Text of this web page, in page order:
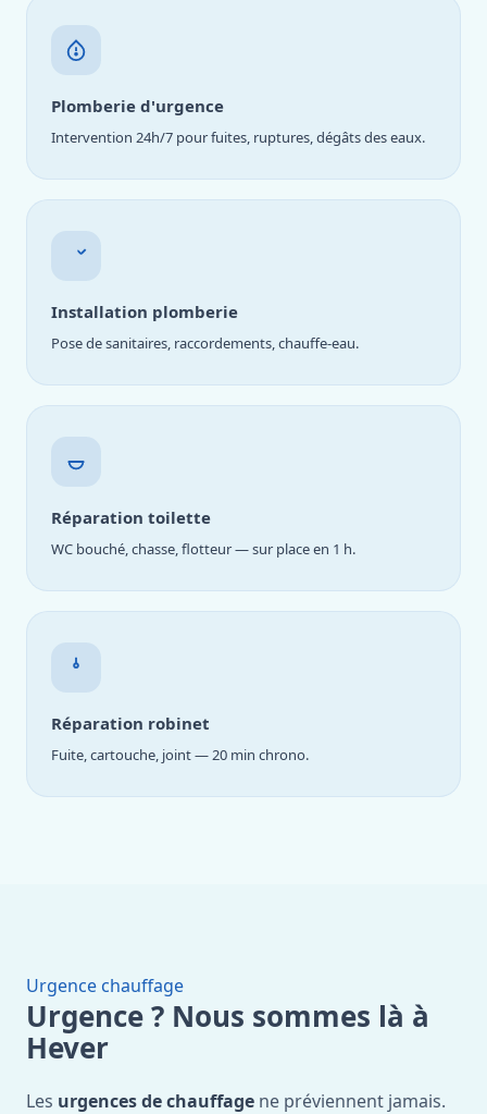
Plomberie d'urgence
Intervention 24h/7 pour fuites, ruptures, dégâts des eaux.
Installation plomberie
Pose de sanitaires, raccordements, chauffe-eau.
Réparation toilette
WC bouché, chasse, flotteur — sur place en 1 h.
Réparation robinet
Fuite, cartouche, joint — 20 min chrono.
Urgence chauffage
Urgence ? Nous sommes là à
Hever
Les urgences de chauffage ne préviennent jamais.